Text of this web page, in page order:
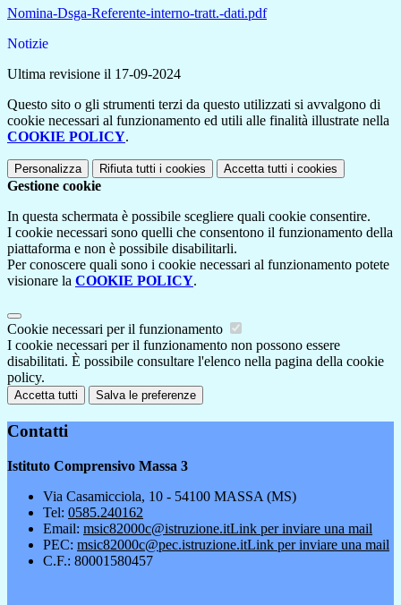
Nomina-Dsga-Referente-interno-tratt.-dati.pdf
Notizie
Ultima revisione il 17-09-2024
Questo sito o gli strumenti terzi da questo utilizzati si avvalgono di
cookie necessari al funzionamento ed utili alle finalità illustrate nella
COOKIE POLICY.
Personalizza Rifiuta tutti i cookies Accetta tutti i cookies
Gestione cookie
In questa schermata è possibile scegliere quali cookie consentire.
I cookie necessari sono quelli che consentono il funzionamento della
piattaforma e non è possibile disabilitarli.
Per conoscere quali sono i cookie necessari al funzionamento potete
visionare la COOKIE POLICY.
Cookie necessari per il funzionamento
I cookie necessari per il funzionamento non possono essere
disabilitati. È possibile consultare l'elenco nella pagina della cookie
policy.
Accetta tutti Salva le preferenze
Contatti
Istituto Comprensivo Massa 3
Via Casamicciola, 10 - 54100 MASSA (MS)
Tel: 0585.240162
Email: msic82000c@istruzione.itLink per inviare una mail
PEC: msic82000c@pec.istruzione.itLink per inviare una mail
C.F.: 80001580457